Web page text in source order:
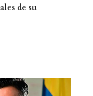
de su